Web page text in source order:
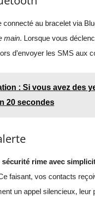
au bracelet via
main. Lorsque vous
d’envoyer les SMS aux
: Si vous avez des
20 secondes
sécurité rime avec
faisant, vos contacts
un appel silencieux, leur